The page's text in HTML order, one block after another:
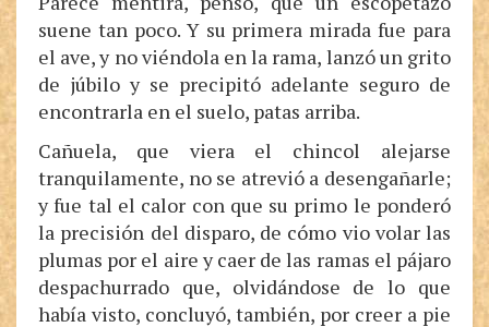
suene tan poco. Y su primera mirada fue para
el ave, y no viéndola en la rama, lanzó un grito
de júbilo y se precipitó adelante seguro de
encontrarla en el suelo, patas arriba.
Cañuela, que viera el chincol alejarse
tranquilamente, no se atrevió a desengañarle;
y fue tal el calor con que su primo le ponderó
la precisión del disparo, de cómo vio volar las
plumas por el aire y caer de las ramas el pájaro
despachurrado que, olvidándose de lo que
había visto, concluyó, también, por creer a pie